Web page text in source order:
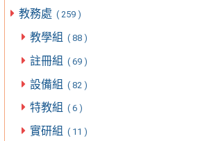
教務處 ( 259 )
教學組 ( 88 )
註冊組 ( 69 )
設備組 ( 82 )
特教組 ( 6 )
實研組 ( 11 )